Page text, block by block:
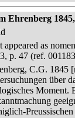
Ehrenberg
appeared as
p. 47 (ref.
C.G. 1845
über
Moment.